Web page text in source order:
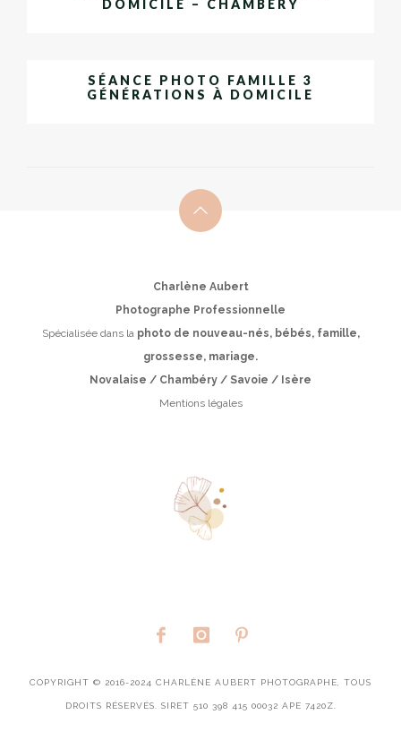
DOMICILE – CHAMBERY
SÉANCE PHOTO FAMILLE 3
GÉNÉRATIONS À DOMICILE
Charlène Aubert
Photographe Professionnelle
Spécialisée dans la photo de nouveau-nés, bébés, famille,
grossesse, mariage.
Novalaise / Chambéry / Savoie / Isère
Mentions légales
COPYRIGHT © 2016-2024 CHARLÈNE AUBERT PHOTOGRAPHE, TOUS
DROITS RÉSERVÉS. SIRET 510 398 415 00032 APE 7420Z.